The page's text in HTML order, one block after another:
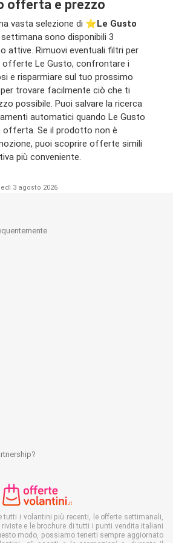
offerta e prezzo
vasta selezione di ⭐️Le Gusto
sono disponibili 3
attive. Rimuovi eventuali filtri per
offerte Le Gusto, confrontare i
e risparmiare sul tuo prossimo
trovare facilmente ciò che ti
possibile. Puoi salvare la ricerca
automatici quando Le Gusto
offerta. Se il prodotto non è
puoi scoprire offerte simili
più conveniente.
3 agosto 2026
tutti i volantini più recenti, le offerte settimanali,
riviste e le brochure di tutti i punti vendita italiani
modo, possiamo tenerti sempre aggiornato